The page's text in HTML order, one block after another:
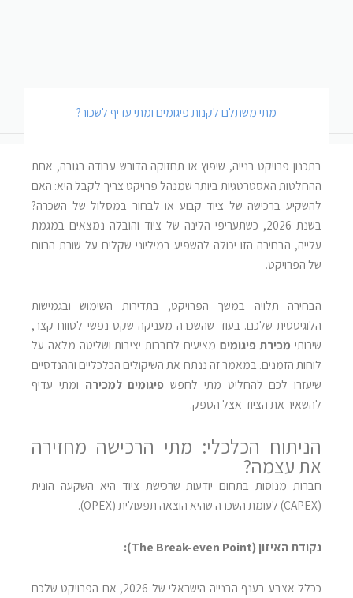
מתי משתלם לקנות פיגומים ומתי עדיף לשכור?
בתכנון פרויקט בנייה, שיפוץ או תחזוקה הדורש עבודה בגובה, אחת
ההחלטות האסטרטגיות ביותר שמנהל פרויקט צריך לקבל היא: האם
להשקיע ברכישה של ציוד קבוע או לבחור במסלול של השכרה?
בשנת 2026, כשתעריפי הלינה של ציוד והובלה נמצאים במגמת
עלייה, הבחירה הזו יכולה להשפיע במיליוני שקלים על שורת הרווח
של הפרויקט.
הבחירה תלויה במשך הפרויקט, בתדירות השימוש ובגמישות
הלוגיסטית שלכם. בעוד שהשכרה מעניקה שקט נפשי לטווח קצר,
שירותי מכירת פיגומים מציעים לחברות יציבות ושליטה מלאה על
לוחות הזמנים. במאמר זה ננתח את השיקולים הכלכליים וההנדסיים
שיעזרו לכם להחליט מתי לחפש פיגומים למכירה ומתי עדיף
להשאיר את הציוד אצל הספק.
הניתוח הכלכלי: מתי הרכישה מחזירה
את עצמה?
חברות מנוסות בתחום יודעות שרכישת ציוד היא השקעה הונית
(CAPEX) לעומת השכרה שהיא הוצאה תפעולית (OPEX).
נקודת האיזון (The Break-even Point):
ככלל אצבע בענף הבנייה הישראלי של 2026, אם הפרויקט שלכם